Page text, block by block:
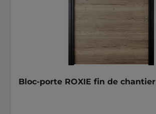
Bloc-porte ROXIE fin de chantier